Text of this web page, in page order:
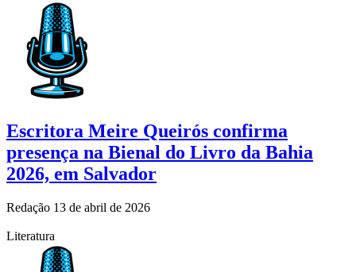
Escritora Meire Queirós confirma
presença na Bienal do Livro da Bahia
2026, em Salvador
Redação 13 de abril de 2026
Literatura